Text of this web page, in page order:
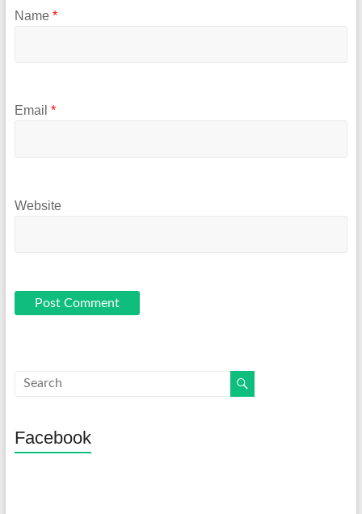
Name *
Email *
Website
Facebook